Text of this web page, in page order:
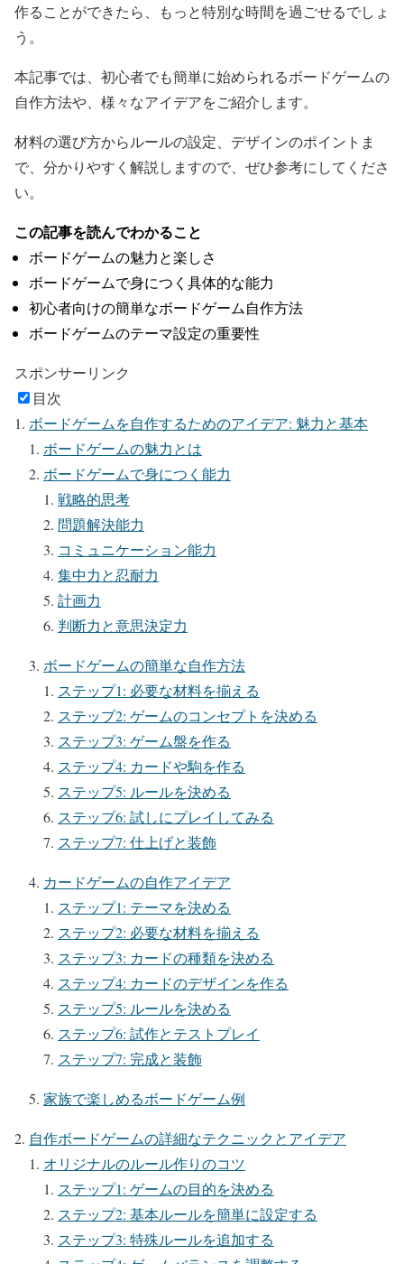
作ることができたら、もっと特別な時間を過ごせるでしょ
う。
本記事では、初心者でも簡単に始められるボードゲームの
自作方法や、様々なアイデアをご紹介します。
材料の選び方からルールの設定、デザインのポイントま
で、分かりやすく解説しますので、ぜひ参考にしてくださ
い。
この記事を読んでわかること
ボードゲームの魅力と楽しさ
ボードゲームで身につく具体的な能力
初心者向けの簡単なボードゲーム自作方法
ボードゲームのテーマ設定の重要性
スポンサーリンク
目次
ボードゲームを自作するためのアイデア: 魅力と基本
ボードゲームの魅力とは
ボードゲームで身につく能力
戦略的思考
問題解決能力
コミュニケーション能力
集中力と忍耐力
計画力
判断力と意思決定力
ボードゲームの簡単な自作方法
ステップ1: 必要な材料を揃える
ステップ2: ゲームのコンセプトを決める
ステップ3: ゲーム盤を作る
ステップ4: カードや駒を作る
ステップ5: ルールを決める
ステップ6: 試しにプレイしてみる
ステップ7: 仕上げと装飾
カードゲームの自作アイデア
ステップ1: テーマを決める
ステップ2: 必要な材料を揃える
ステップ3: カードの種類を決める
ステップ4: カードのデザインを作る
ステップ5: ルールを決める
ステップ6: 試作とテストプレイ
ステップ7: 完成と装飾
家族で楽しめるボードゲーム例
自作ボードゲームの詳細なテクニックとアイデア
オリジナルのルール作りのコツ
ステップ1: ゲームの目的を決める
ステップ2: 基本ルールを簡単に設定する
ステップ3: 特殊ルールを追加する